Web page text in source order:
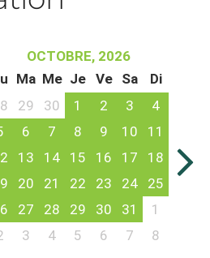
OCTOBRE, 2026
Ma Me Je Ve Sa
Di
29 30 1 2 3
4
6 7 8 9 10
11
13 14 15 16 17
18
20 21 22 23 24
25
27 28 29 30 31
1
3 4 5 6 7 8